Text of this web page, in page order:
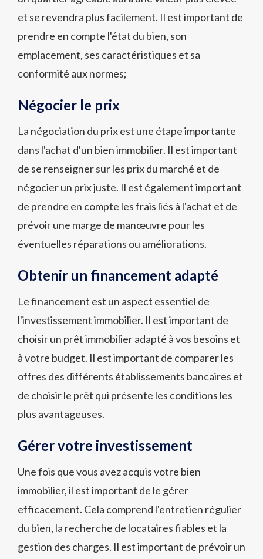
et se revendra plus facilement. Il est important de
prendre en compte l'état du bien, son
emplacement, ses caractéristiques et sa
conformité aux normes;
Négocier le prix
La négociation du prix est une étape importante
dans l'achat d'un bien immobilier. Il est important
de se renseigner sur les prix du marché et de
négocier un prix juste. Il est également important
de prendre en compte les frais liés à l'achat et de
prévoir une marge de manœuvre pour les
éventuelles réparations ou améliorations.
Obtenir un financement adapté
Le financement est un aspect essentiel de
l'investissement immobilier. Il est important de
choisir un prêt immobilier adapté à vos besoins et
à votre budget. Il est important de comparer les
offres des différents établissements bancaires et
de choisir le prêt qui présente les conditions les
plus avantageuses.
Gérer votre investissement
Une fois que vous avez acquis votre bien
immobilier, il est important de le gérer
efficacement. Cela comprend l'entretien régulier
du bien, la recherche de locataires fiables et la
gestion des charges. Il est important de prévoir un